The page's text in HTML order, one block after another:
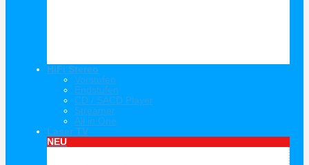
HiFi Stereo
Vorstufen
Endstufen
CD / SACD Player
Streamer
All in One
Laser TV
NEU